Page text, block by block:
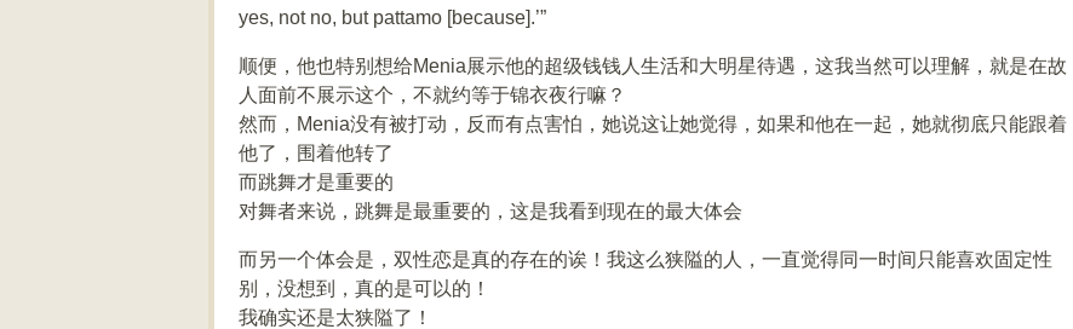
yes, not no, but pattamo [because].’”
顺便，他也特别想给Menia展示他的超级钱钱人生活和大明星待遇，这我当然可以理解，就是在故
人面前不展示这个，不就约等于锦衣夜行嘛？
然而，Menia没有被打动，反而有点害怕，她说这让她觉得，如果和他在一起，她就彻底只能跟着
他了，围着他转了
而跳舞才是重要的
对舞者来说，跳舞是最重要的，这是我看到现在的最大体会
而另一个体会是，双性恋是真的存在的诶！我这么狭隘的人，一直觉得同一时间只能喜欢固定性
别，没想到，真的是可以的！
我确实还是太狭隘了！